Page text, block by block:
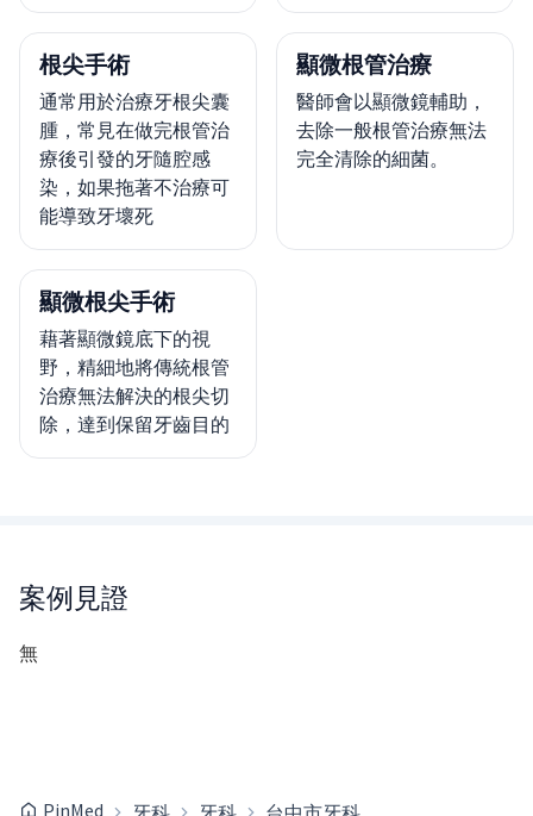
根尖手術
通常用於治療牙根尖囊
腫，常見在做完根管治
療後引發的牙隨腔感
染，如果拖著不治療可
能導致牙壞死
顯微根管治療
醫師會以顯微鏡輔助，
去除一般根管治療無法
完全清除的細菌。
顯微根尖手術
藉著顯微鏡底下的視
野，精細地將傳統根管
治療無法解決的根尖切
除，達到保留牙齒目的
案例見證
無
PinMed